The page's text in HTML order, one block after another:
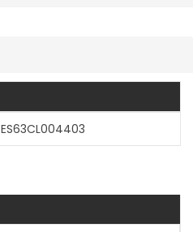
ES63CL004403